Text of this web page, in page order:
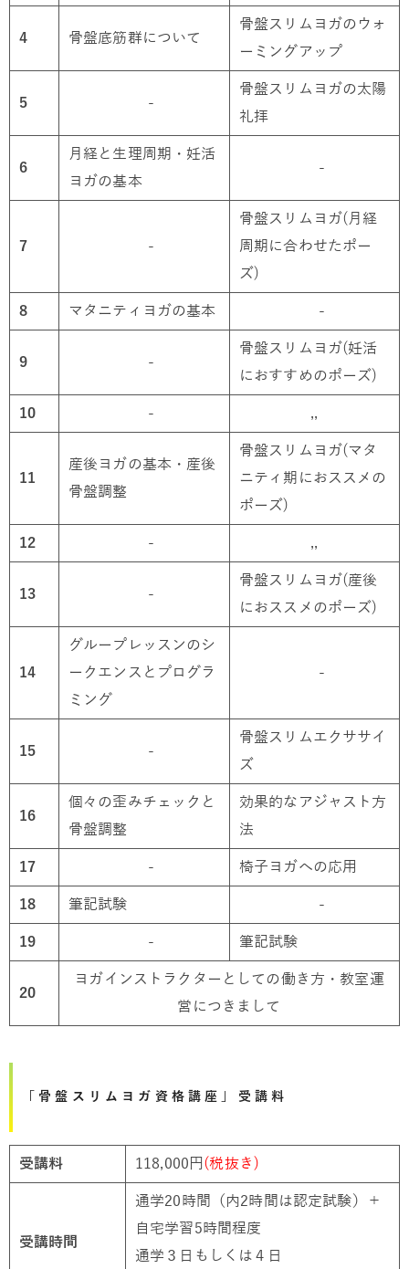
4 骨盤底筋群について
骨盤スリムヨガのウォ
ーミングアップ
5 -
骨盤スリムヨガの太陽
礼拝
6
月経と生理周期・妊活
ヨガの基本
-
7 -
骨盤スリムヨガ(月経
周期に合わせたポー
ズ)
8 マタニティヨガの基本 -
9 -
骨盤スリムヨガ(妊活
におすすめのポーズ)
10 - ,,
11
産後ヨガの基本・産後
骨盤調整
骨盤スリムヨガ(マタ
ニティ期におススメの
ポーズ)
12 - ,,
13 -
骨盤スリムヨガ(産後
におススメのポーズ)
14
グループレッスンのシ
ークエンスとプログラ
ミング
-
15 -
骨盤スリムエクササイ
ズ
16
個々の歪みチェックと
骨盤調整
効果的なアジャスト方
法
17 - 椅子ヨガへの応用
18 筆記試験 -
19 - 筆記試験
20
ヨガインストラクターとしての働き方・教室運
営につきまして
「骨盤スリムヨガ資格講座」受講料
受講料 118,000円 (税抜き)
受講時間
通学20時間（内2時間は認定試験）＋
自宅学習5時間程度
通学３日もしくは４日